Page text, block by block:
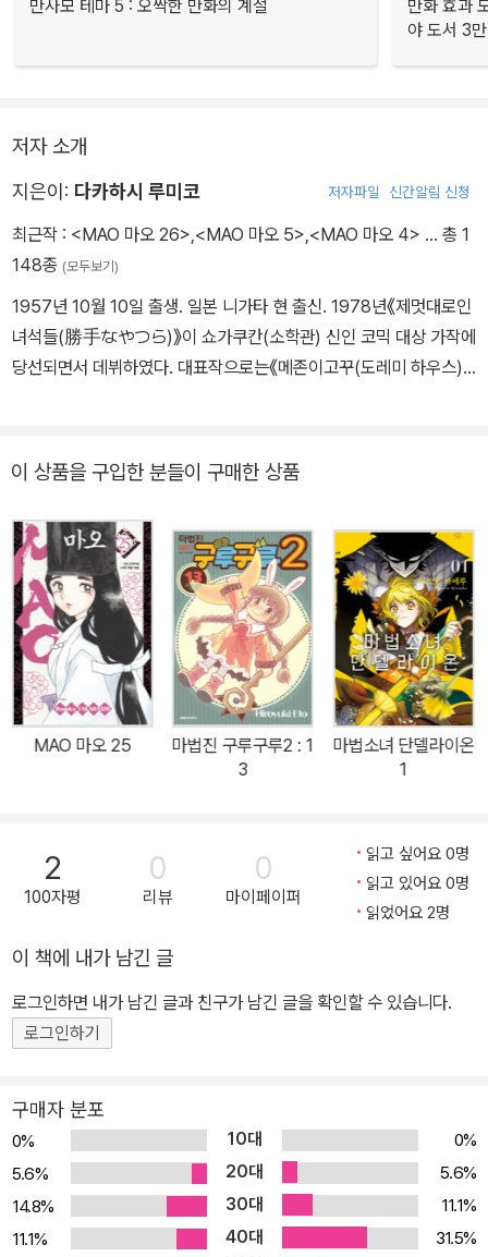
만사모 테마 5 : 오싹한 만화의 계절
만화 효과
야 도서 3
저자 소개
지은이: 다카하시 루미코 저자파일 신간알림 신청
최근작 : <MAO 마오 26> <MAO 마오 5> <MAO 마오 4> … 총 1
148종 (모두보기)
1957년 10월 10일 출생. 일본 니가타 현 출신. 1978년《제멋대로인
녀석들(勝手なやつら)》이 쇼가쿠칸(소학관) 신인 코믹 대상 가작에
당선되면서 데뷔하였다. 대표작으로는《메존이고꾸(도레미 하우스)》
받고 있다.
이 상품을 구입한 분들이 구매한 상품
MAO 마오 25
마법진 구루구루2 : 1
3
마법소녀 단델라이온
1
2
100자평
0
리뷰
0
마이페이퍼
읽고 싶어요 0명
읽고 있어요 0명
읽었어요 2명
이 책에 내가 남긴 글
로그인하면 내가 남긴 글과 친구가 남긴 글을 확인할 수 있습니다.
로그인하기
구매자 분포
0% 10대
0%
5.6%
20대
5.6%
14.8%
30대
11.1%
11.1%
40대
31.5%